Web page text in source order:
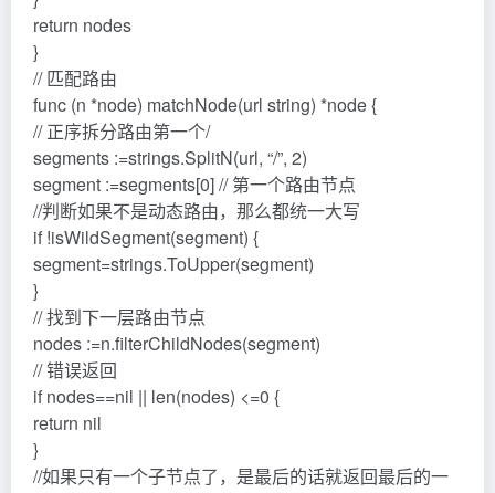
return nodes
}
// 匹配路由
func (n *node) matchNode(url string) *node {
// 正序拆分路由第一个/
segments :=strings.SplitN(url, “/”, 2)
segment :=segments[0] // 第一个路由节点
//判断如果不是动态路由，那么都统一大写
if !isWildSegment(segment) {
segment=strings.ToUpper(segment)
}
// 找到下一层路由节点
nodes :=n.filterChildNodes(segment)
// 错误返回
if nodes==nil || len(nodes) <=0 {
return nil
}
//如果只有一个子节点了，是最后的话就返回最后的一